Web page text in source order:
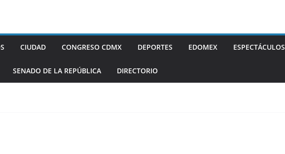
CIUDAD CONGRESO CDMX DEPORTES EDOMEX ESPECTÁCULOS
SENADO DE LA REPÚBLICA DIRECTORIO